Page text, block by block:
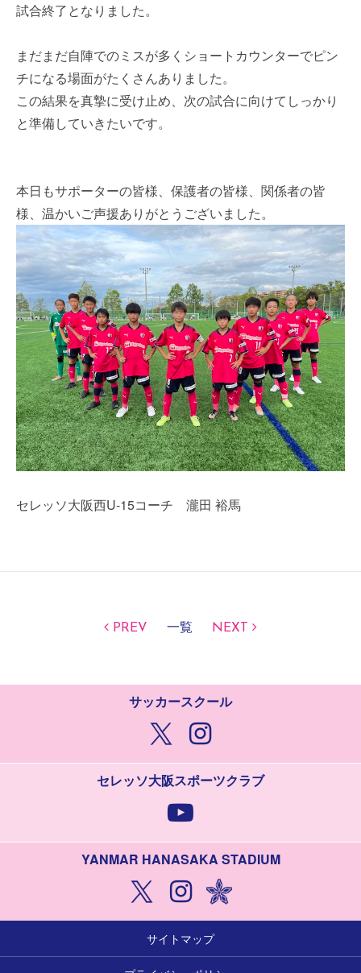
試合終了となりました。
まだまだ自陣でのミスが多くショートカウンターでピン
チになる場面がたくさんありました。
この結果を真摯に受け止め、次の試合に向けてしっかり
と準備していきたいです。
本日もサポーターの皆様、保護者の皆様、関係者の皆
様、温かいご声援ありがとうございました。
セレッソ大阪西U-15コーチ 瀧田 裕馬
PREV 一覧 NEXT
サッカースクール
セレッソ大阪スポーツクラブ
YANMAR HANASAKA STADIUM
サイトマップ